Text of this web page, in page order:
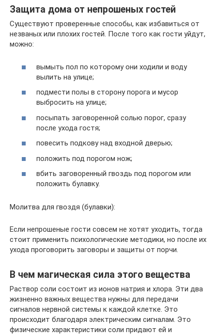
Защита дома от непрошеных гостей
Существуют проверенные способы, как избавиться от
незваных или плохих гостей. После того как гости уйдут,
можно:
вымыть пол по которому они ходили и воду
вылить на улице;
подмести полы в сторону порога и мусор
выбросить на улице;
посыпать заговоренной солью порог, сразу
после ухода гостя;
повесить подкову над входной дверью;
положить под порогом нож;
вбить заговоренный гвоздь под порогом или
положить булавку.
Молитва для гвоздя (булавки):
Если непрошеные гости совсем не хотят уходить, тогда
стоит применить психологические методики, но после их
ухода проговорить заговоры и защиты от порчи.
В чем магическая сила этого вещества
Раствор соли состоит из ионов натрия и хлора. Эти два
жизненно важных вещества нужны для передачи
сигналов нервной системы к каждой клетке. Это
происходит благодаря электрическим сигналам. Это
физические характеристики соли придают ей и